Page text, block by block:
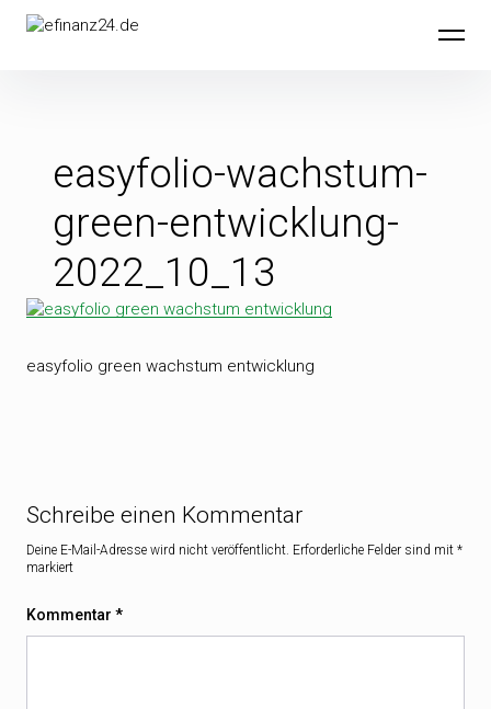
Inhalte
überspringen
efinanz24.de
easyfolio-wachstum-
green-entwicklung-
2022_10_13
easyfolio green wachstum entwicklung
Schreibe einen Kommentar
Deine E-Mail-Adresse wird nicht veröffentlicht. Erforderliche Felder sind mit *
markiert
Kommentar *